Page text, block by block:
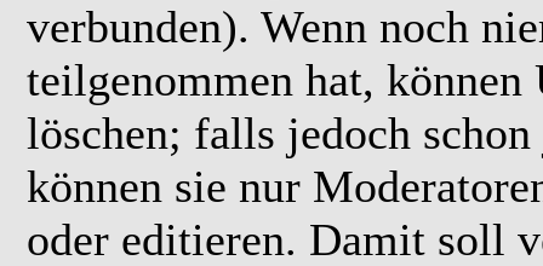
verbunden). Wenn noch
teilgenommen hat,
löschen; falls jedoch
können sie nur
oder editieren. Damit soll